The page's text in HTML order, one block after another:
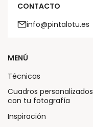
CONTACTO
info@pintalotu.es
MENÚ
Técnicas
Cuadros personalizados
con tu fotografía
Inspiración